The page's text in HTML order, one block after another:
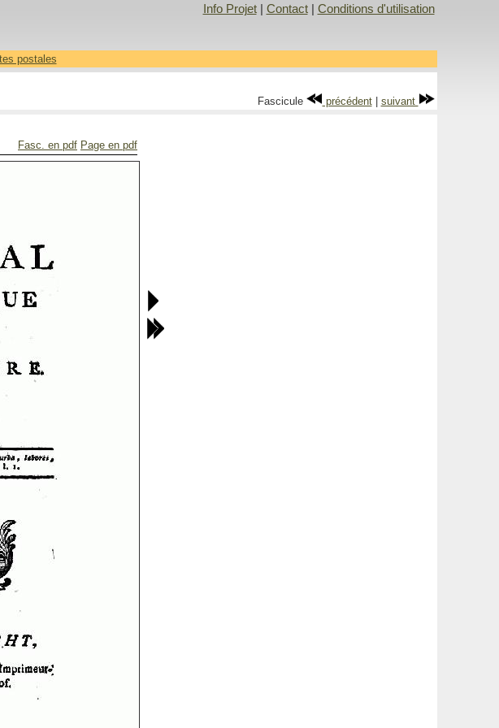
Info Projet| Contact| Conditions d'utilisation
postales
Fascicule précédent| suivant
Fasc. en pdf Page en pdf